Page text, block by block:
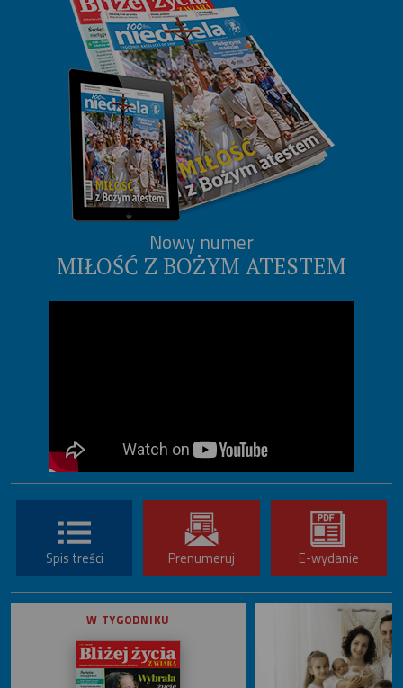
Nowy numer
MIŁOŚĆ Z BOŻYM ATESTEM
Spis treści Prenumeruj E-wydanie
W TYGODNIKU